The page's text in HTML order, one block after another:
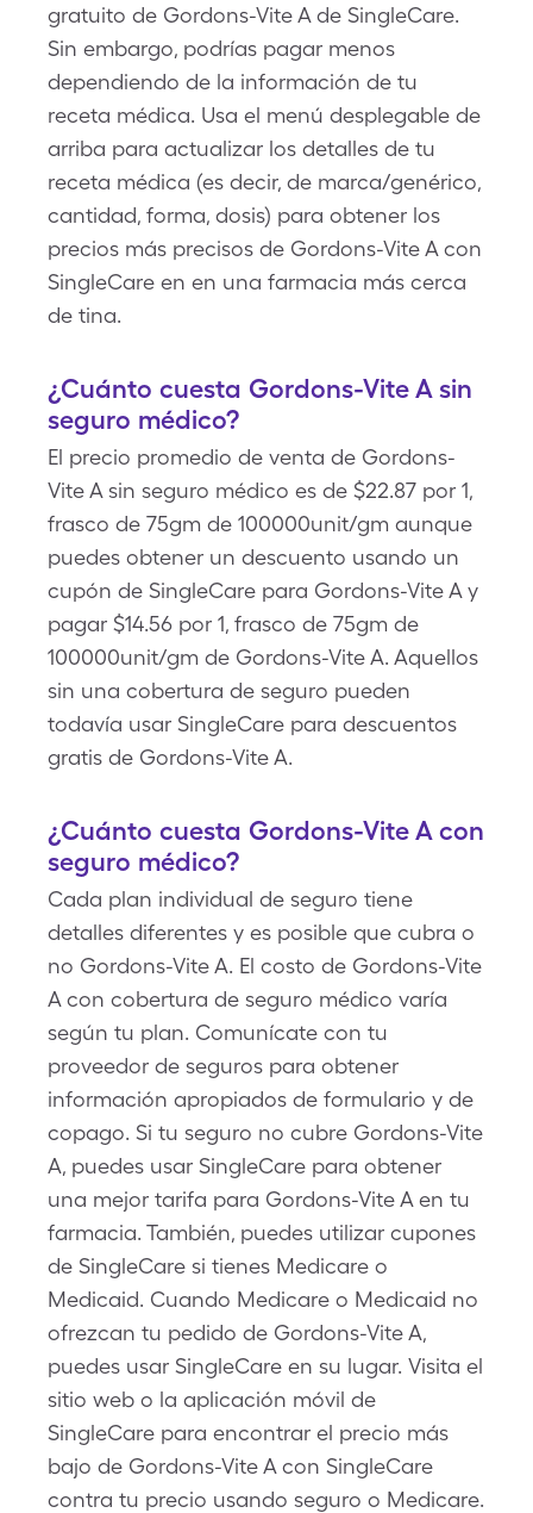
gratuito de Gordons-Vite A de SingleCare.
Sin embargo, podrías pagar menos
dependiendo de la información de tu
receta médica. Usa el menú desplegable de
arriba para actualizar los detalles de tu
receta médica (es decir, de marca/genérico,
cantidad, forma, dosis) para obtener los
precios más precisos de Gordons-Vite A con
SingleCare en en una farmacia más cerca
de tina.
¿Cuánto cuesta Gordons-Vite A sin
seguro médico?
El precio promedio de venta de Gordons-
Vite A sin seguro médico es de $22.87 por 1,
frasco de 75gm de 100000unit/gm aunque
puedes obtener un descuento usando un
cupón de SingleCare para Gordons-Vite A y
pagar $14.56 por 1, frasco de 75gm de
100000unit/gm de Gordons-Vite A. Aquellos
sin una cobertura de seguro pueden
todavía usar SingleCare para descuentos
gratis de Gordons-Vite A.
¿Cuánto cuesta Gordons-Vite A con
seguro médico?
Cada plan individual de seguro tiene
detalles diferentes y es posible que cubra o
no Gordons-Vite A. El costo de Gordons-Vite
A con cobertura de seguro médico varía
según tu plan. Comunícate con tu
proveedor de seguros para obtener
información apropiados de formulario y de
copago. Si tu seguro no cubre Gordons-Vite
A, puedes usar SingleCare para obtener
una mejor tarifa para Gordons-Vite A en tu
farmacia. También, puedes utilizar cupones
de SingleCare si tienes Medicare o
Medicaid. Cuando Medicare o Medicaid no
ofrezcan tu pedido de Gordons-Vite A,
puedes usar SingleCare en su lugar. Visita el
sitio web o la aplicación móvil de
SingleCare para encontrar el precio más
bajo de Gordons-Vite A con SingleCare
contra tu precio usando seguro o Medicare.